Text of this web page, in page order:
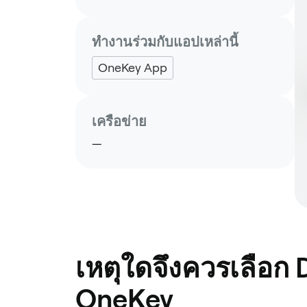
ทำงานร่วมกับแอปเหล่านี้
OneKey App
เครือข่าย
—
เหตุใดจึงควรเลือก
OneKey